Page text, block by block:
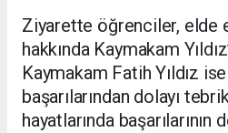
Ziyarette öğrenciler, elde
hakkında Kaymakam
Kaymakam Fatih Yıldız
başarılarından dolayı
hayatlarında başarılarının